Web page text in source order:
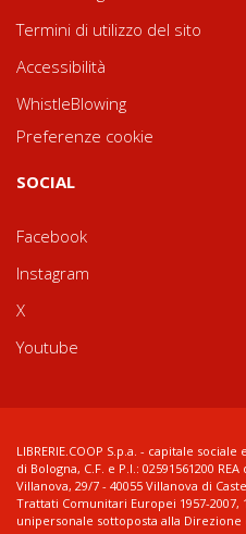
Termini di utilizzo del sito
Accessibilità
WhistleBlowing
Preferenze cookie
SOCIAL
Facebook
Instagram
X
Youtube
LIBRERIE.COOP S.p.a. - capitale
di Bologna, C.F. e P.I.: 02591561200
Villanova, 29/7 - 40055 Villanova di
Trattati Comunitari Europei 1957-2007,
unipersonale sottoposta alla